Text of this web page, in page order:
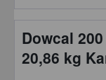
Dowcal
20,86 kg